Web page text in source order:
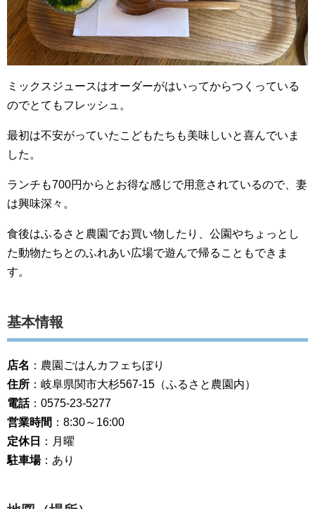
ミックスジュースはオーダーがはいってからつくっている
のでとてもフレッシュ。
最初は不安がっていたこどもたちも美味しいと喜んでいま
した。
ランチも700円からとお得な感じで用意されているので、妻
は興味深々。
食後はふるさと農園でお買い物したり、公園やちょっとし
た動物たちとのふれあい広場で遊んで帰ることもできま
す。
基本情報
店名 ：農園ごはんカフェちぼり
住所 ：岐阜県関市大杉567-15（ふるさと農園内）
電話：0575-23-5277
営業時間 ：8:30～16:00
定休日
：月曜
駐車場：あり